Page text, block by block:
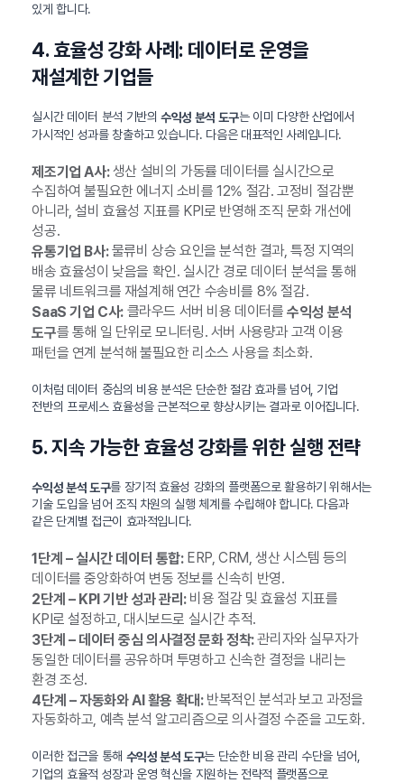
있게 합니다.
4. 효율성 강화 사례: 데이터로 운영을
재설계한 기업들
실시간 데이터 분석 기반의수익성 분석 도구는 이미 다양한 산업에서
가시적인 성과를 창출하고 있습니다. 다음은 대표적인 사례입니다.
제조기업 A사:생산 설비의 가동률 데이터를 실시간으로
수집하여 불필요한 에너지 소비를 12% 절감. 고정비 절감뿐
아니라, 설비 효율성 지표를 KPI로 반영해 조직 문화 개선에
성공.
유통기업 B사:물류비 상승 요인을 분석한 결과, 특정 지역의
배송 효율성이 낮음을 확인. 실시간 경로 데이터 분석을 통해
물류 네트워크를 재설계해 연간 수송비를 8% 절감.
SaaS 기업 C사:클라우드 서버 비용 데이터를수익성 분석
도구를 통해 일 단위로 모니터링. 서버 사용량과 고객 이용
패턴을 연계 분석해 불필요한 리소스 사용을 최소화.
이처럼 데이터 중심의 비용 분석은 단순한 절감 효과를 넘어, 기업
전반의 프로세스 효율성을 근본적으로 향상시키는 결과로 이어집니다.
5. 지속 가능한 효율성 강화를 위한 실행 전략
수익성 분석 도구를 장기적 효율성 강화의 플랫폼으로 활용하기 위해서는
기술 도입을 넘어 조직 차원의 실행 체계를 수립해야 합니다. 다음과
같은 단계별 접근이 효과적입니다.
1단계 – 실시간 데이터 통합:ERP, CRM, 생산 시스템 등의
데이터를 중앙화하여 변동 정보를 신속히 반영.
2단계 – KPI 기반 성과 관리:비용 절감 및 효율성 지표를
KPI로 설정하고, 대시보드로 실시간 추적.
3단계 – 데이터 중심 의사결정 문화 정착:관리자와 실무자가
동일한 데이터를 공유하며 투명하고 신속한 결정을 내리는
환경 조성.
4단계 – 자동화와 AI 활용 확대:반복적인 분석과 보고 과정을
자동화하고, 예측 분석 알고리즘으로 의사결정 수준을 고도화.
이러한 접근을 통해 수익성 분석 도구는 단순한 비용 관리 수단을 넘어,
기업의 효율적 성장과 운영 혁신을 지원하는 전략적 플랫폼으로